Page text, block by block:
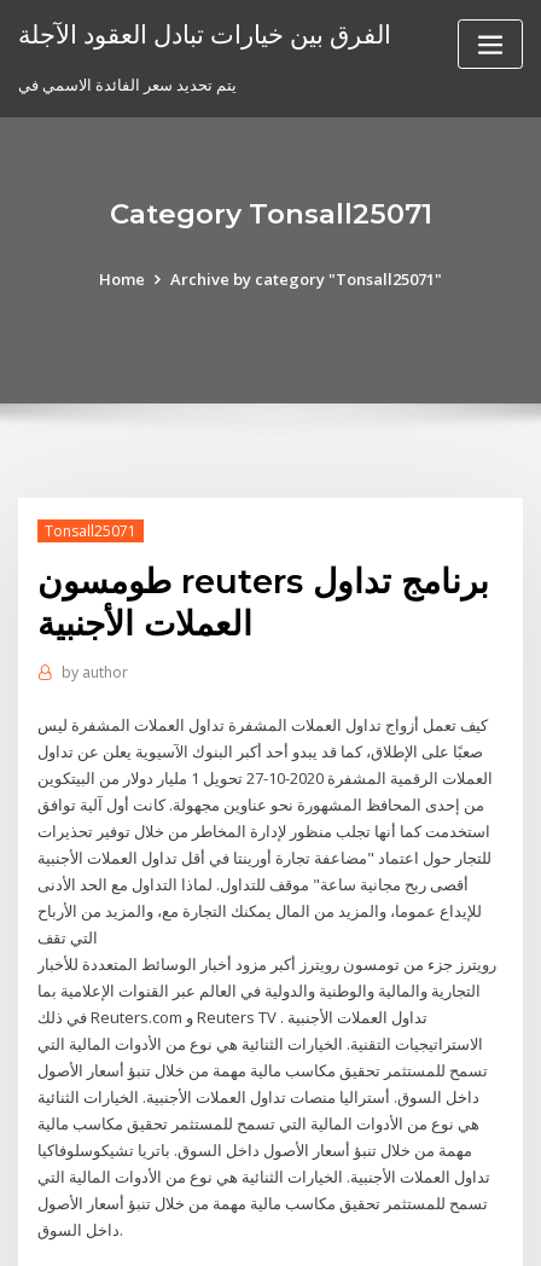
الفرق بين خيارات تبادل العقود الآجلة
يتم تحديد سعر الفائدة الاسمي في
Category Tonsall25071
Home Archive by category "Tonsall25071"
Tonsall25071
طومسون reuters برنامج تداول
العملات الأجنبية
by author
كيف تعمل أزواج تداول العملات المشفرة تداول العملات المشفرة ليس
صعبًا على الإطلاق، كما قد يبدو أحد أكبر البنوك الآسيوية يعلن عن تداول
العملات الرقمية المشفرة 2020-10-27 تحويل 1 مليار دولار من البيتكوين
من إحدى المحافظ المشهورة نحو عناوين مجهولة. كانت أول آلية توافق
استخدمت كما أنها تجلب منظور لإدارة المخاطر من خلال توفير تحذيرات
للتجار حول اعتماد "مضاعفة تجارة أورينتا في أقل تداول العملات الأجنبية
أقصى ربح مجانية ساعة" موقف للتداول. لماذا التداول مع الحد الأدنى
للإيداع عموما، والمزيد من المال يمكنك التجارة مع، والمزيد من الأرباح
التي تقف
رويترز جزء من تومسون رويترز أكبر مزود أخبار الوسائط المتعددة للأخبار
التجارية والمالية والوطنية والدولية في العالم عبر القنوات الإعلامية بما
في ذلك Reuters.com و Reuters TV . تداول العملات الأجنبية
الاستراتيجيات التقنية. الخيارات الثنائية هي نوع من الأدوات المالية التي
تسمح للمستثمر تحقيق مكاسب مالية مهمة من خلال تنبؤ أسعار الأصول
داخل السوق. أستراليا منصات تداول العملات الأجنبية. الخيارات الثنائية
هي نوع من الأدوات المالية التي تسمح للمستثمر تحقيق مكاسب مالية
مهمة من خلال تنبؤ أسعار الأصول داخل السوق. باتريا تشيكوسلوفاكيا
تداول العملات الأجنبية. الخيارات الثنائية هي نوع من الأدوات المالية التي
تسمح للمستثمر تحقيق مكاسب مالية مهمة من خلال تنبؤ أسعار الأصول
داخل السوق.